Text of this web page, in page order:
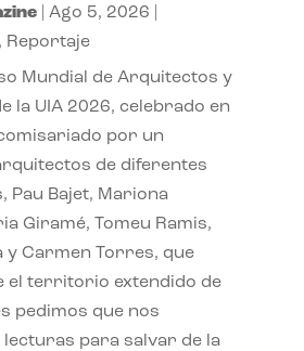
| Ago 5, 2026
Reportaje
Mundial de Arquitectos y
la UIA 2026, celebrado en
por un
de diferentes
Pau Bajet, Mariona
Giramé, Tomeu Ramis,
y Carmen Torres, que
el territorio extendido de
pedimos que nos
para salvar de la